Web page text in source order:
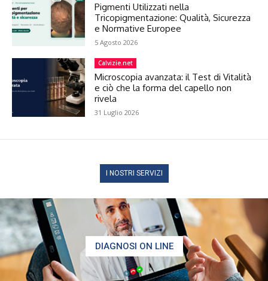
Pigmenti Utilizzati nella
Tricopigmentazione: Qualità, Sicurezza
e Normative Europee
5 Agosto 2026
Calvizie.net
Microscopia avanzata: il Test di Vitalità
e ciò che la forma del capello non
rivela
31 Luglio 2026
I NOSTRI SERVIZI
DIAGNOSI ON LINE